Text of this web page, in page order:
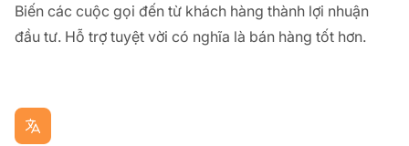
Biến các cuộc gọi đến từ khách hàng thành lợi nhuận
đầu tư. Hỗ trợ tuyệt vời có nghĩa là bán hàng tốt hơn.